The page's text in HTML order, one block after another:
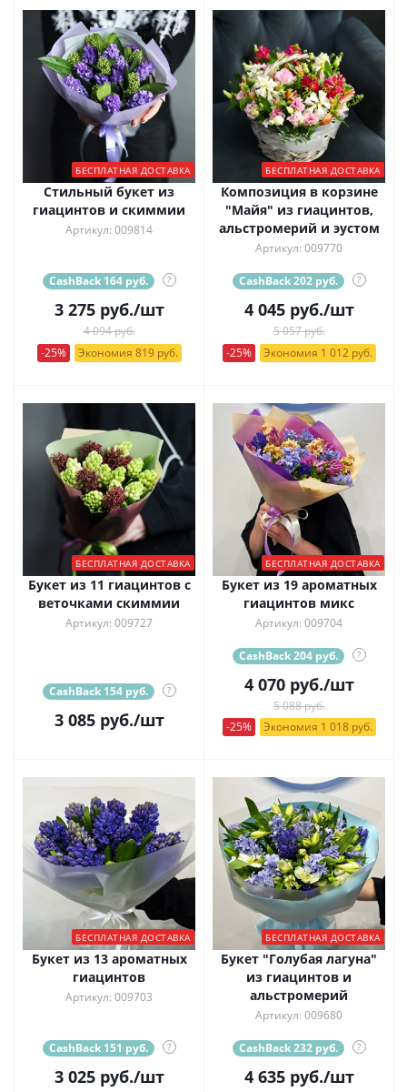
БЕСПЛАТНАЯ ДОСТАВКА
Стильный букет из
гиацинтов и скиммии
Артикул: 009814
CashBack 164 руб. ?
3 275руб./шт
4 094 руб.
-25%
Экономия 819 руб.
БЕСПЛАТНАЯ ДОСТАВКА
Композиция в корзине
"Майя" из гиацинтов,
альстромерий и эустом
Артикул: 009770
CashBack 202 руб. ?
4 045руб./шт
5 057 руб.
-25%
Экономия 1 012 руб.
БЕСПЛАТНАЯ ДОСТАВКА
Букет из 11 гиацинтов с
веточками скиммии
Артикул: 009727
CashBack 154 руб. ?
3 085руб./шт
БЕСПЛАТНАЯ ДОСТАВКА
Букет из 19 ароматных
гиацинтов микс
Артикул: 009704
CashBack 204 руб. ?
4 070руб./шт
5 088 руб.
-25%
Экономия 1 018 руб.
БЕСПЛАТНАЯ ДОСТАВКА
Букет из 13 ароматных
гиацинтов
Артикул: 009703
CashBack 151 руб. ?
3 025руб./шт
БЕСПЛАТНАЯ ДОСТАВКА
Букет "Голубая лагуна"
из гиацинтов и
альстромерий
Артикул: 009680
CashBack 232 руб. ?
4 635руб./шт